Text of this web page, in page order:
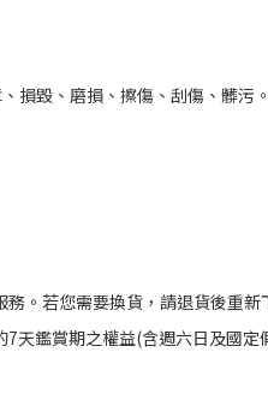
損毀、磨損、擦傷、刮傷、髒污。
。若您需要換貨，請退貨後重新
天鑑賞期之權益(含週六日及國定